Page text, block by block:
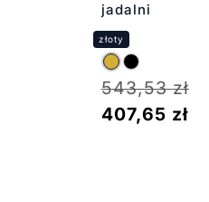
jadalni
543,53zł
407,65 zł